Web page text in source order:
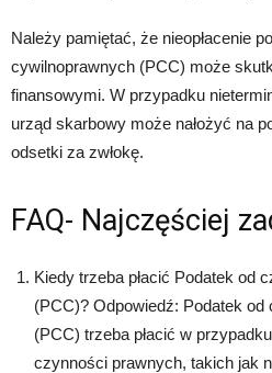
Należy pamiętać, że nieopłacenie
cywilnoprawnych (PCC) może
finansowymi. W przypadku
urząd skarbowy może nałożyć na
odsetki za zwłokę.
FAQ- Najczęściej
Kiedy trzeba płacić Podatek od
(PCC)? Odpowiedź: Podatek
(PCC) trzeba płacić w
czynności prawnych, takich jak